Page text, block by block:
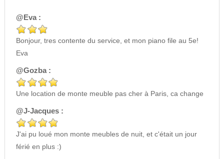
@Eva :
Bonjour, tres contente du service, et mon piano file au 5e!
Eva
@Gozba :
Une location de monte meuble pas cher à Paris, ca change
@J-Jacques :
J'ai pu loué mon monte meubles de nuit, et c'était un jour
férié en plus :)